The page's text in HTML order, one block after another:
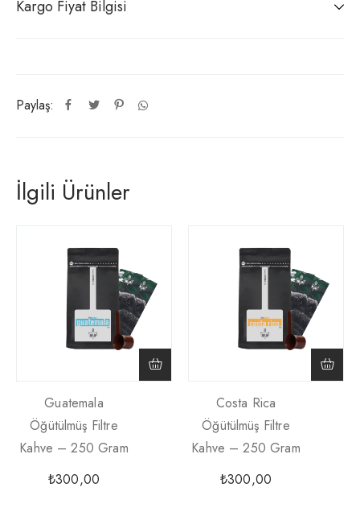
Paylaş:
Kargo Fiyat Bilgisi
İlgili Ürünler
Guatemala
Öğütülmüş Filtre
Kahve – 250 Gram
₺300,00
Costa Rica
Öğütülmüş Filtre
Kahve – 250 Gram
₺300,00